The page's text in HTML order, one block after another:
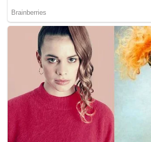
teaser Batmobile dengan tulisan
memicu spekulasi soal nuansa
diangkat dalam film terbaru ini.
Sumber: Variety